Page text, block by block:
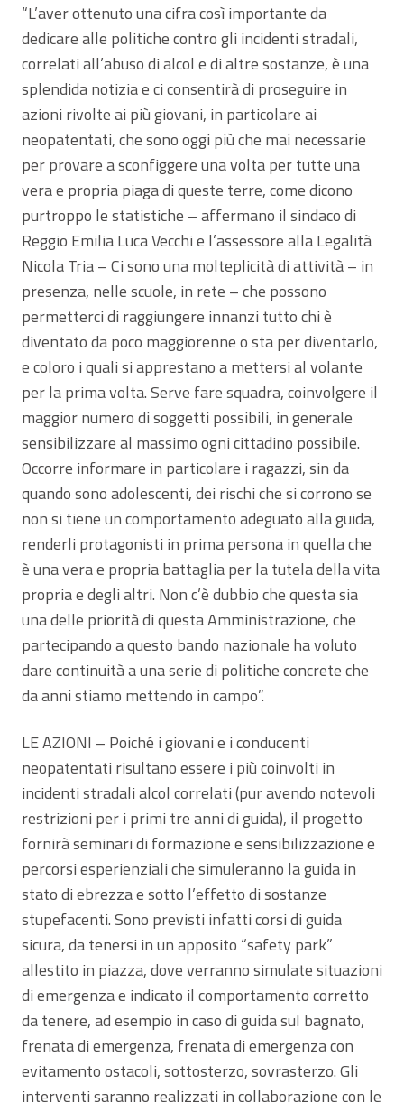
“L’aver ottenuto una cifra così importante da
dedicare alle politiche contro gli incidenti stradali,
correlati all’abuso di alcol e di altre sostanze, è una
splendida notizia e ci consentirà di proseguire in
azioni rivolte ai più giovani, in particolare ai
neopatentati, che sono oggi più che mai necessarie
per provare a sconfiggere una volta per tutte una
vera e propria piaga di queste terre, come dicono
purtroppo le statistiche – affermano il sindaco di
Reggio Emilia Luca Vecchi e l’assessore alla Legalità
Nicola Tria – Ci sono una molteplicità di attività – in
presenza, nelle scuole, in rete – che possono
permetterci di raggiungere innanzi tutto chi è
diventato da poco maggiorenne o sta per diventarlo,
e coloro i quali si apprestano a mettersi al volante
per la prima volta. Serve fare squadra, coinvolgere il
maggior numero di soggetti possibili, in generale
sensibilizzare al massimo ogni cittadino possibile.
Occorre informare in particolare i ragazzi, sin da
quando sono adolescenti, dei rischi che si corrono se
non si tiene un comportamento adeguato alla guida,
renderli protagonisti in prima persona in quella che
è una vera e propria battaglia per la tutela della vita
propria e degli altri. Non c’è dubbio che questa sia
una delle priorità di questa Amministrazione, che
partecipando a questo bando nazionale ha voluto
dare continuità a una serie di politiche concrete che
da anni stiamo mettendo in campo”.
LE AZIONI – Poiché i giovani e i conducenti
neopatentati risultano essere i più coinvolti in
incidenti stradali alcol correlati (pur avendo notevoli
restrizioni per i primi tre anni di guida), il progetto
fornirà seminari di formazione e sensibilizzazione e
percorsi esperienziali che simuleranno la guida in
stato di ebrezza e sotto l’effetto di sostanze
stupefacenti. Sono previsti infatti corsi di guida
sicura, da tenersi in un apposito “safety park”
allestito in piazza, dove verranno simulate situazioni
di emergenza e indicato il comportamento corretto
da tenere, ad esempio in caso di guida sul bagnato,
frenata di emergenza, frenata di emergenza con
evitamento ostacoli, sottosterzo, sovrasterzo. Gli
interventi saranno realizzati in collaborazione con le